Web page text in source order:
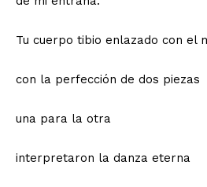
Tu cuerpo tibio enlazado con el
con la perfección de dos piezas
una para la otra
interpretaron la danza eterna